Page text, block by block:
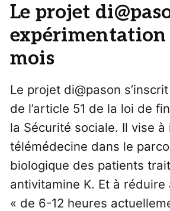
Le projet
expérimentation
mois
Le projet di@pason
de l’article 51 de la loi de
la Sécurité sociale. Il vise à
télémédecine dans le
biologique des patients
antivitamine K. Et à réduire
« de 6-12 heures